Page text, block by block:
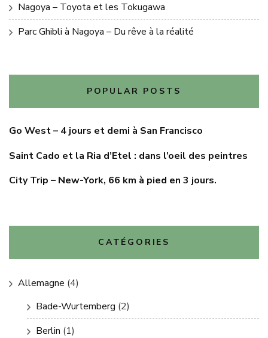
Nagoya – Toyota et les Tokugawa
Parc Ghibli à Nagoya – Du rêve à la réalité
POPULAR POSTS
Go West – 4 jours et demi à San Francisco
Saint Cado et la Ria d’Etel : dans l’oeil des peintres
City Trip – New-York, 66 km à pied en 3 jours.
CATÉGORIES
Allemagne (4)
Bade-Wurtemberg (2)
Berlin (1)